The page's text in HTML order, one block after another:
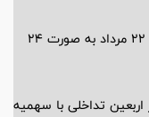
امکان خرید ارز اربعین در اپلیکیشن بله از 4 تا 22 مرداد به صورت 24
تداخلی با سهمیه